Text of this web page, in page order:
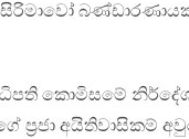
බණ්ඩාරණායක
කොමිසමේ
ප‍්‍රජා අයිතිවාසිකම්